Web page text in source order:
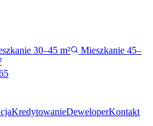
30–45 m²
Mieszkanie 45–
KredytowanieDeweloperKontakt